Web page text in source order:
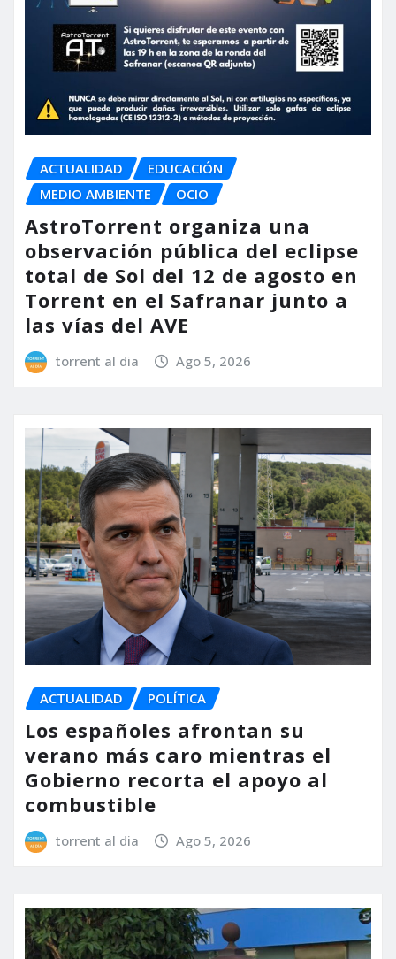
ACTUALIDAD
EDUCACIÓN
MEDIO AMBIENTE
OCIO
AstroTorrent organiza una
observación pública del eclipse
total de Sol del 12 de agosto en
Torrent en el Safranar junto a
las vías del AVE
torrent al dia Ago 5, 2026
ACTUALIDAD POLÍTICA
Los españoles afrontan su
verano más caro mientras el
Gobierno recorta el apoyo al
combustible
torrent al dia Ago 5, 2026